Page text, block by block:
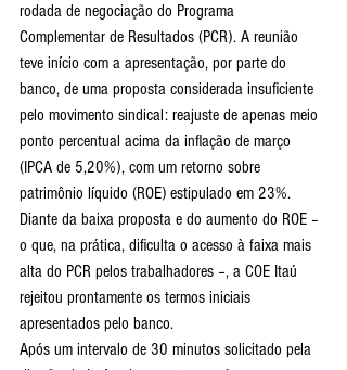
rodada de negociação do Programa
Complementar de Resultados (PCR). A reunião
teve início com a apresentação, por parte do
banco, de uma proposta considerada insuficiente
pelo movimento sindical: reajuste de apenas meio
ponto percentual acima da inflação de março
(IPCA de 5,20%), com um retorno sobre
patrimônio líquido (ROE) estipulado em 23%.
Diante da baixa proposta e do aumento do ROE –
o que, na prática, dificulta o acesso à faixa mais
alta do PCR pelos trabalhadores –, a COE Itaú
rejeitou prontamente os termos iniciais
apresentados pelo banco.
Após um intervalo de 30 minutos solicitado pela